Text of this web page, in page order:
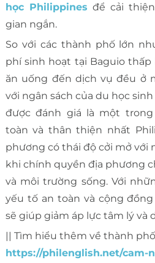
học Philippines để cải
gian ngắn.
So với các thành phố lớn
phí sinh hoạt tại Baguio thấp
ăn uống đến dịch vụ đều ở
với ngân sách của du học
được đánh giá là một
toàn và thân thiện nhất
phương có thái độ cởi mở với
khi chính quyền địa phương
và môi trường sống. Với
yếu tố an toàn và cộng
sẽ giúp giảm áp lực tâm lý và
|| Tìm hiểu thêm về thành
https://philenglish.net/cam-